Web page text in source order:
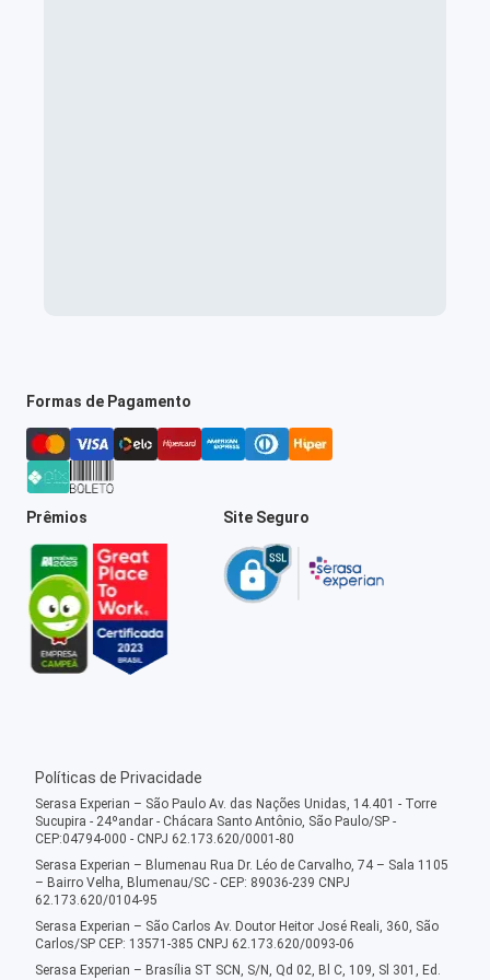
Formas de Pagamento
Prêmios Site Seguro
Políticas de Privacidade
Serasa Experian – São Paulo Av. das Nações Unidas, 14.401 - Torre
Sucupira - 24ºandar - Chácara Santo Antônio, São Paulo/SP -
CEP:04794-000 - CNPJ 62.173.620/0001-80
Serasa Experian – Blumenau Rua Dr. Léo de Carvalho, 74 – Sala 1105
– Bairro Velha, Blumenau/SC - CEP: 89036-239 CNPJ
62.173.620/0104-95
Serasa Experian – São Carlos Av. Doutor Heitor José Reali, 360, São
Carlos/SP CEP: 13571-385 CNPJ 62.173.620/0093-06
Serasa Experian – Brasília ST SCN, S/N, Qd 02, Bl C, 109, Sl 301, Ed.